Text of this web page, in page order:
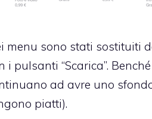
sono stati sostituiti
i pulsanti “Scarica”.
ad avre uno
piatti).